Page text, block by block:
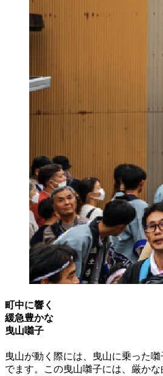
町中に響く
緩急豊かな
曳山囃子
曳山が動く際には、曳山に乗った
でます。この曳山囃子には、厳か